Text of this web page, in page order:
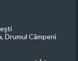
Drumul Câmpeni